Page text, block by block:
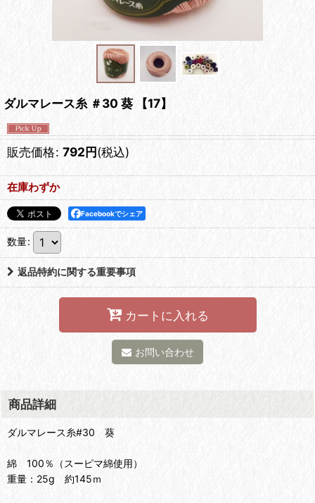
ダルマレース糸 ＃30 葵 【17】
販売価格: 792円(税込)
在庫わずか
Facebookでシェア
数量:
返品特約に関する重要事項
カートに入れる
お問い合わせ
商品詳細
ダルマレース糸#30 葵
綿 100％（スーピマ綿使用）
重量：25g 約145ｍ